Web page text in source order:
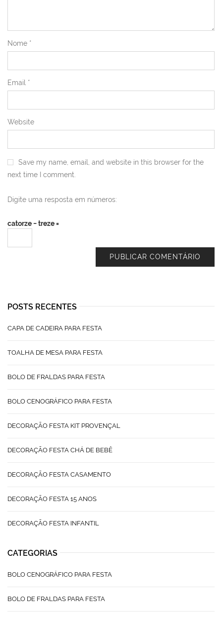
Nome *
Email *
Website
Save my name, email, and website in this browser for the
next time I comment.
Digite uma resposta em números:
catorze − treze =
POSTS RECENTES
CAPA DE CADEIRA PARA FESTA
TOALHA DE MESA PARA FESTA
BOLO DE FRALDAS PARA FESTA
BOLO CENOGRÁFICO PARA FESTA
DECORAÇÃO FESTA KIT PROVENÇAL
DECORAÇÃO FESTA CHÁ DE BEBÊ
DECORAÇÃO FESTA CASAMENTO
DECORAÇÃO FESTA 15 ANOS
DECORAÇÃO FESTA INFANTIL
CATEGORIAS
BOLO CENOGRÁFICO PARA FESTA
BOLO DE FRALDAS PARA FESTA